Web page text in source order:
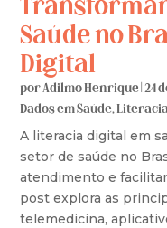
Saúde no
Digital
porAdilmo Henrique |24
Dados em Saúde,
A literacia digital em
setor de saúde no
atendimento e
post explora as
telemedicina,